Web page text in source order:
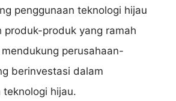
penggunaan teknologi hijau
produk-produk yang ramah
perusahaan-
berinvestasi dalam
teknologi hijau.